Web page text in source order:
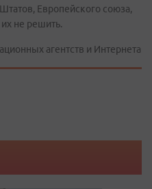
Европейского союза,
не решить.
агентств и Интернета